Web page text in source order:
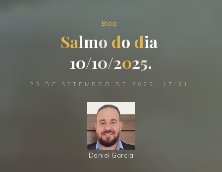
Blog
Salmo do dia
10/10/2025.
23 DE SETEMBRO DE 2025, 17:31
Daniel Garcia